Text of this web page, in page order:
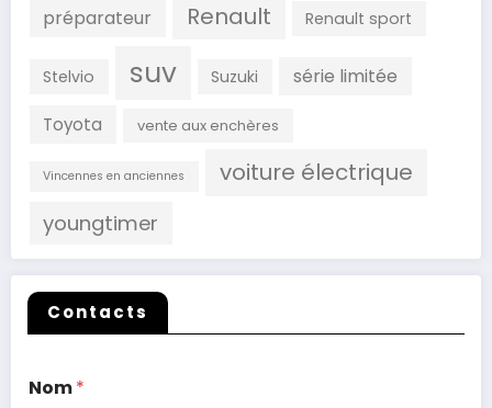
préparateur Renault Renault sport
Stelvio suv Suzuki série limitée
Toyota vente aux enchères
Vincennes en anciennes voiture électrique
youngtimer
Contacts
Nom*